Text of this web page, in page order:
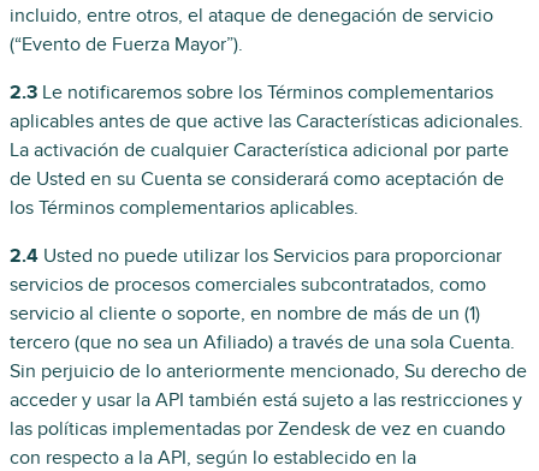
incluido, entre otros, el ataque de denegación de servicio
(“Evento de Fuerza Mayor”).
2.3 Le notificaremos sobre los Términos complementarios
aplicables antes de que active las Características adicionales.
La activación de cualquier Característica adicional por parte
de Usted en su Cuenta se considerará como aceptación de
los Términos complementarios aplicables.
2.4 Usted no puede utilizar los Servicios para proporcionar
servicios de procesos comerciales subcontratados, como
servicio al cliente o soporte, en nombre de más de un (1)
tercero (que no sea un Afiliado) a través de una sola Cuenta.
Sin perjuicio de lo anteriormente mencionado, Su derecho de
acceder y usar la API también está sujeto a las restricciones y
las políticas implementadas por Zendesk de vez en cuando
con respecto a la API, según lo establecido en la